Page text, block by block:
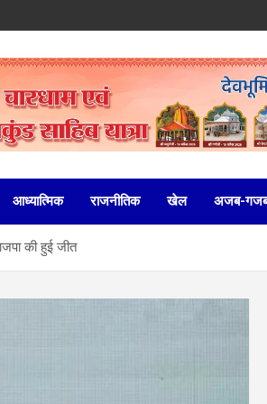
आध्यात्मिक राजनीतिक खेल अजब-
की हुई जीत